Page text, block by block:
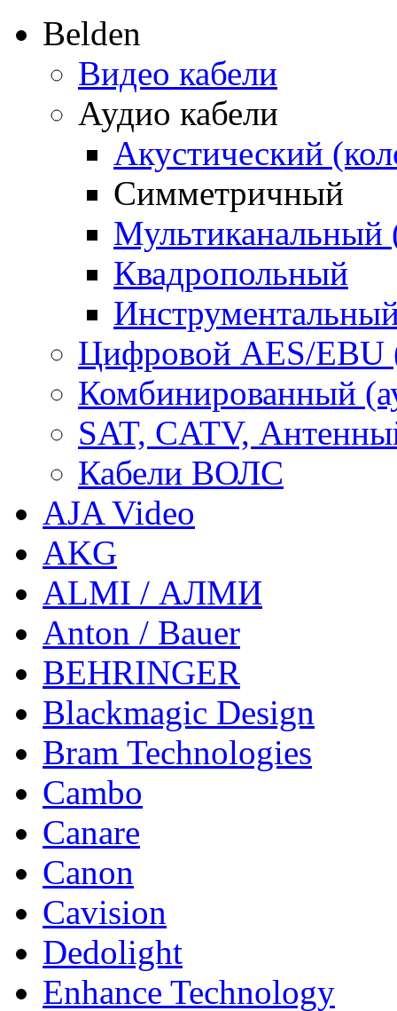
Belden
Видео кабели
Аудио кабели
Акустический
Симметричный
Мультиканальный
Квадропольный
Цифровой AES/
Комбинированный
SAT, CATV,
Кабели ВОЛС
AJA Video
AKG
ALMI / АЛМИ
Anton / Bauer
BEHRINGER
Blackmagic Design
Bram Technologies
Cambo
Canare
Canon
Cavision
Dedolight
Enhance Technology